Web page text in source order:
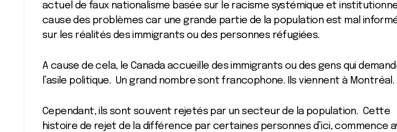
actuel de faux nationalisme basée sur le racisme systémique et
cause des problèmes car une grande partie de la population est mal
sur les réalités des immigrants ou des personnes réfugiées.
A cause de cela, le Canada accueille des immigrants ou des gens qui
l’asile politique. Un grand nombre sont francophone. Ils viennent à Montréal.
Cependant, ils sont souvent rejetés par un secteur de la population. Cette
histoire de rejet de la différence par certaines personnes d’ici, commence